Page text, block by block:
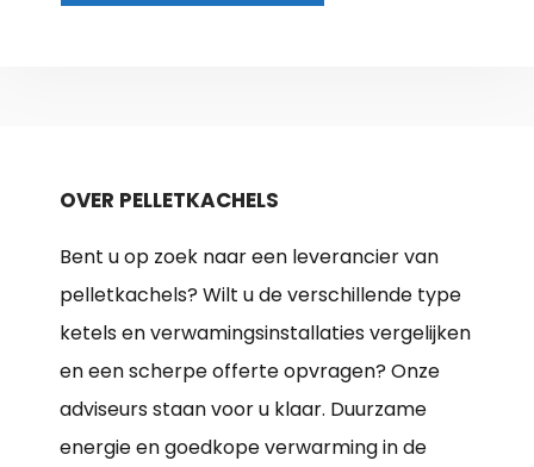
OVER PELLETKACHELS
Bent u op zoek naar een leverancier van
pelletkachels? Wilt u de verschillende type
ketels en verwamingsinstallaties vergelijken
en een scherpe offerte opvragen? Onze
adviseurs staan voor u klaar. Duurzame
energie en goedkope verwarming in de